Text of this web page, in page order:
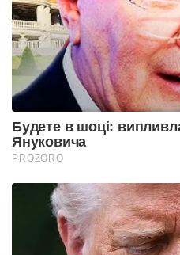
Будете в шоці:
Януковича
PROZORO